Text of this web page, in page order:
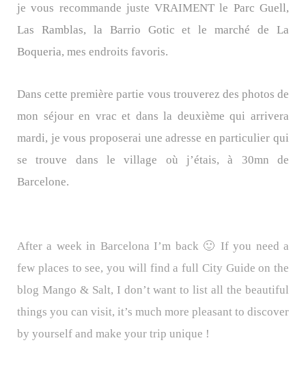
je vous recommande juste VRAIMENT le Parc Guell,
Las Ramblas, la Barrio Goticet le marché de La
Boqueria, mes endroits favoris.
Dans cette première partie vous trouverez des photos de
mon séjour en vrac et dans la deuxième qui arrivera
mardi, je vous proposerai une adresse en particulier qui
se trouve dans le village où j’étais, à 30mn de
Barcelone.
After a week in Barcelona I’m back 🙂 If you need a
few places to see, you will find a full City Guide on the
blog Mango & Salt, I don’t want to list all the beautiful
things you can visit, it’s much more pleasant to discover
by yourself and make your trip unique !